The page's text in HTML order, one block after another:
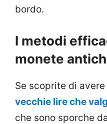
bordo.
I metodi
monete
Se scoprite di
vecchie lire che
che sono sporche